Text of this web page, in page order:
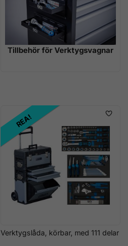
Tillbehör för Verktygsvagnar
REA!
Verktygslåda, körbar, med 111 delar